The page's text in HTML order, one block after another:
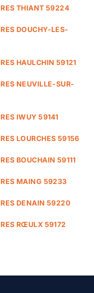
THIANT 59224
DOUCHY-LES-
HAULCHIN 59121
NEUVILLE-SUR-
IWUY 59141
LOURCHES 59156
BOUCHAIN 59111
MAING 59233
DENAIN 59220
RŒULX 59172